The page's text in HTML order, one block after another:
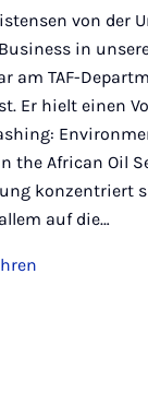
von der
in
am TAF-
Er hielt einen
the African Oil
konzentriert
auf die…